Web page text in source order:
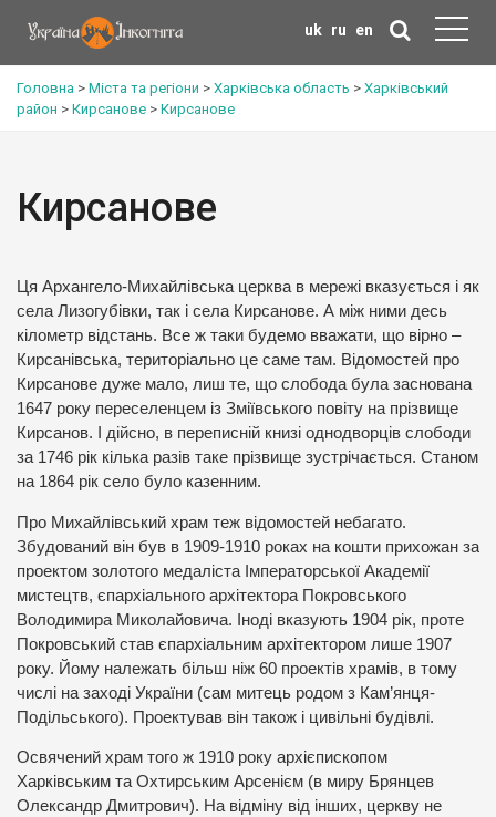
uk ru en
Головна > Міста та регіони > Харківська область > Харківський
район > Кирсанове > Кирсанове
Кирсанове
Ця Архангело-Михайлівська церква в мережі вказується і як
села Лизогубівки, так і села Кирсанове. А між ними десь
кілометр відстань. Все ж таки будемо вважати, що вірно –
Кирсанівська, територіально це саме там. Відомостей про
Кирсанове дуже мало, лиш те, що слобода була заснована
1647 року переселенцем із Зміївського повіту на прізвище
Кирсанов. І дійсно, в переписній книзі однодворців слободи
за 1746 рік кілька разів таке прізвище зустрічається. Станом
на 1864 рік село було казенним.
Про Михайлівський храм теж відомостей небагато.
Збудований він був в 1909-1910 роках на кошти прихожан за
проектом золотого медаліста Імператорської Академії
мистецтв, єпархіального архітектора Покровського
Володимира Миколайовича. Іноді вказують 1904 рік, проте
Покровський став єпархіальним архітектором лише 1907
року. Йому належать більш ніж 60 проектів храмів, в тому
числі на заході України (сам митець родом з Кам’янця-
Подільського). Проектував він також і цивільні будівлі.
Освячений храм того ж 1910 року архієпископом
Харківським та Охтирським Арсенієм (в миру Брянцев
Олександр Дмитрович). На відміну від інших, церкву не